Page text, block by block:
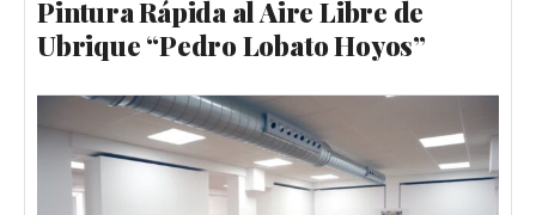
Pintura Rápida al Aire Libre de
Ubrique “Pedro Lobato Hoyos”